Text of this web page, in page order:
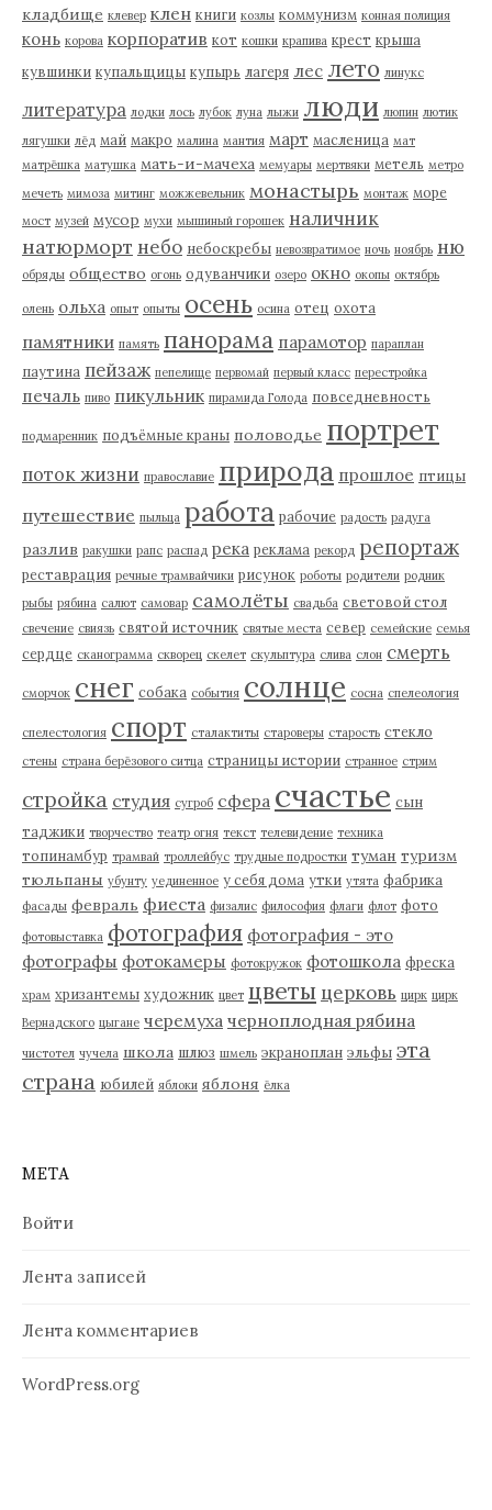
кладбище клевер клен книги козлы коммунизм конная полиция
конь корова корпоратив кот кошки крапива крест крыша
кувшинки купальщицы купырь лагеря лес лето линукс
литература лодки лось лубок луна лыжи люди люпин лютик
лягушки лёд май макро малина мантия март масленица мат
матрёшка матушка мать-и-мачеха мемуары мертвяки метель метро
мечеть мимоза митинг можжевельник монастырь монтаж море
мост музей мусор мухи мышиный горошек наличник
натюрморт небо небоскребы невозвратимое ночь ноябрь ню
обряды общество огонь одуванчики озеро окно окопы октябрь
олень ольха опыт опыты осень осина отец охота
памятники память панорама парамотор параплан
паутина пейзаж пепелище первомай первый класс перестройка
печаль пиво пикульник пирамида Голода повседневность
подмаренник подъёмные краны половодье портрет
поток жизни православие природа прошлое птицы
путешествие пыльца работа рабочие радость радуга
разлив ракушки рапс распад река реклама рекорд репортаж
реставрация речные трамвайчики рисунок роботы родители родник
рыбы рябина салют самовар самолёты свадьба световой стол
свечение свиязь святой источник святые места север семейские семья
сердце сканограмма скворец скелет скульптура слива слон смерть
сморчок снег собака события солнце сосна спелеология
спелестология спорт сталактиты староверы старость стекло
стены страна берёзового ситца страницы истории странное стрим
стройка студия сугроб сфера счастье сын
таджики творчество театр огня текст телевидение техника
топинамбур трамвай троллейбус трудные подростки туман туризм
тюльпаны убунту уединенное у себя дома утки утята фабрика
фасады февраль фиеста физалис философия флаги флот фото
фотовыставка фотография фотография - это
фотографы фотокамеры фотокружок фотошкола фреска
храм хризантемы художник цвет цветы церковь цирк цирк
Вернадского цыгане черемуха черноплодная рябина
чистотел чучела школа шлюз шмель экраноплан эльфы эта
страна юбилей яблоки яблоня ёлка
МЕТА
Войти
Лента записей
Лента комментариев
WordPress.org